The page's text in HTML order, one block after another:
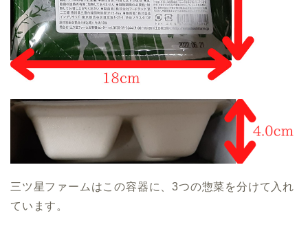
三ツ星ファームはこの容器に、3つの惣菜を分けて入れ
ています。